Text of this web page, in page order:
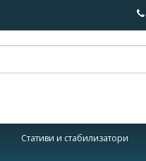
Стативи и стабилизатори